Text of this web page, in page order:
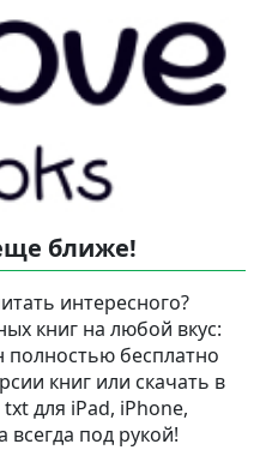
ближе!
интересного?
книг на любой вкус:
бесплатно
книг или скачать в
для iPad, iPhone,
под рукой!